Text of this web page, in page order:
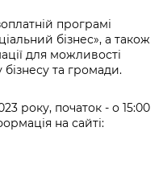
переміщених
дій чи
на
воєнного
of
for mass
програмі
бізнес», а також
для можливості
та громади.
року, початок - о 15:00
на сайті: